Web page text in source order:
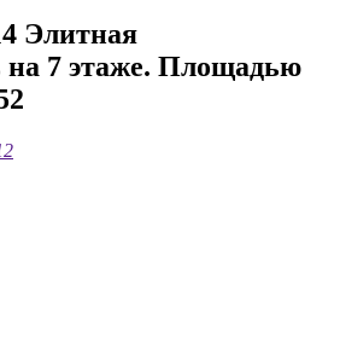
Элитная
на 7 этаже. Площадью